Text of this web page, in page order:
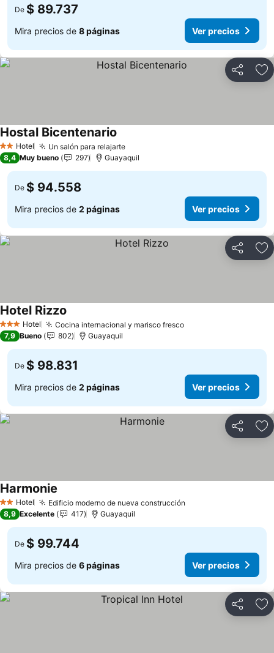
De $ 89.737
Mira precios de 8 páginas Ver precios
Compartir
2 Estrellas
Hotel Un salón para relajarteVer precios
Hostal Bicentenario
8,4 Muy bueno 297 Guayaquil
De $ 94.558
Mira precios de 2 páginas Ver precios
Compartir
3 Estrellas
Hotel Cocina internacional y marisco frescoVer precios
Hotel Rizzo
7,9 Bueno 802 Guayaquil
De $ 98.831
Mira precios de 2 páginas Ver precios
Compartir
2 Estrellas
Hotel Edificio moderno de nueva construcción
Harmonie
8,9 Excelente 417 Guayaquil
De $ 99.744
Mira precios de 6 páginas Ver precios
Compartir